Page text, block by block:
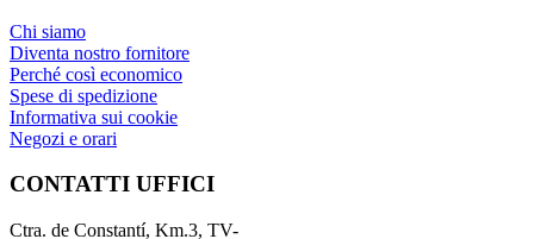
Chi siamo
Diventa nostro fornitore
Perché così economico
Spese di spedizione
Informativa sui cookie
Negozi e orari
CONTATTI UFFICI
Ctra. de Constantí, Km.3, TV-